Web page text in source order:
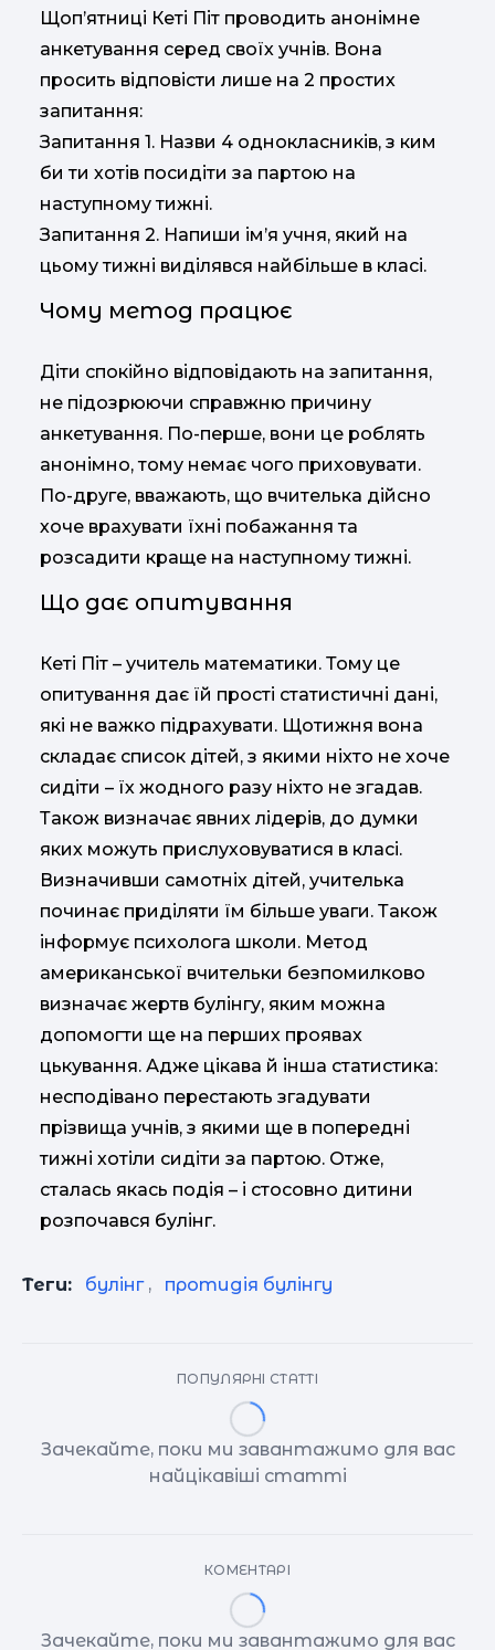
Щоп’ятниці Кеті Піт проводить анонімне
анкетування серед своїх учнів. Вона
просить відповісти лише на 2 простих
запитання:
Запитання 1. Назви 4 однокласників, з ким
би ти хотів посидіти за партою на
наступному тижні.
Запитання 2. Напиши ім’я учня, який на
цьому тижні виділявся найбільше в класі.
Чому метод працює
Діти спокійно відповідають на запитання,
не підозрюючи справжню причину
анкетування. По-перше, вони це роблять
анонімно, тому немає чого приховувати.
По-друге, вважають, що вчителька дійсно
хоче врахувати їхні побажання та
розсадити краще на наступному тижні.
Що дає опитування
Кеті Піт – учитель математики. Тому це
опитування дає їй прості статистичні дані,
які не важко підрахувати. Щотижня вона
складає список дітей, з якими ніхто не хоче
сидіти – їх жодного разу ніхто не згадав.
Також визначає явних лідерів, до думки
яких можуть прислуховуватися в класі.
Визначивши самотніх дітей, учителька
починає приділяти їм більше уваги. Також
інформує психолога школи. Метод
американської вчительки безпомилково
визначає жертв булінгу, яким можна
допомогти ще на перших проявах
цькування. Адже цікава й інша статистика:
несподівано перестають згадувати
прізвища учнів, з якими ще в попередні
тижні хотіли сидіти за партою. Отже,
сталась якась подія – і стосовно дитини
розпочався булінг.
Теги: булінг , протидія булінгу
ПОПУЛЯРНІ СТАТТІ
Зачекайте, поки ми завантажимо для вас
найцікавіші статті
КОМЕНТАРІ
Зачекайте, поки ми завантажимо для вас